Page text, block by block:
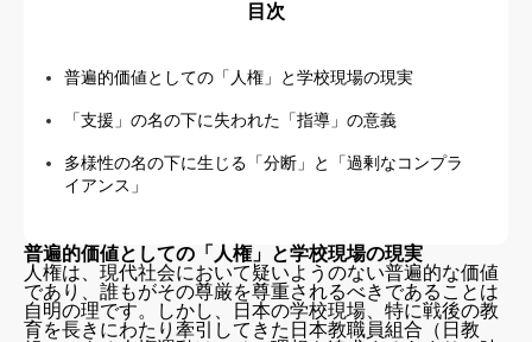
目次
普遍的価値としての「人権」と学校現場の現実
「支援」の名の下に失われた「指導」の意義
多様性の名の下に生じる「分断」と「過剰なコンプラ
イアンス」
普遍的価値としての「人権」と学校現場の現実
人権は、現代社会において疑いようのない普遍的な価値
であり、誰もがその尊厳を尊重されるべきであることは
自明の理です。しかし、日本の学校現場、特に戦後の教
育を長きにわたり牽引してきた日本教職員組合（日教